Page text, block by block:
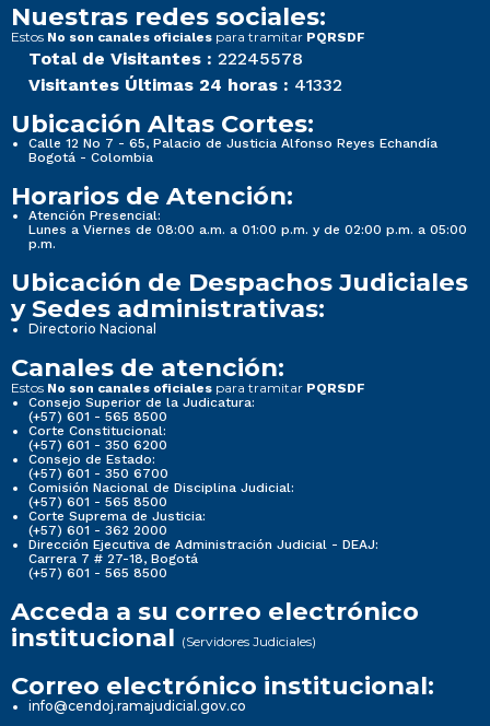
Nuestras redes sociales:
Estos No son canales oficiales para tramitar PQRSDF
Total de Visitantes : 22245578
Visitantes Últimas 24 horas : 41332
Ubicación Altas Cortes:
Calle 12 No 7 - 65, Palacio de Justicia Alfonso Reyes Echandía
Bogotá - Colombia
Horarios de Atención:
Atención Presencial:
Lunes a Viernes de 08:00 a.m. a 01:00 p.m. y de 02:00 p.m. a 05:00
p.m.
Ubicación de Despachos Judiciales
y Sedes administrativas:
Directorio Nacional
Canales de atención:
Estos No son canales oficiales para tramitar PQRSDF
Consejo Superior de la Judicatura:
(+57) 601 - 565 8500
Corte Constitucional:
(+57) 601 - 350 6200
Consejo de Estado:
(+57) 601 - 350 6700
Comisión Nacional de Disciplina Judicial:
(+57) 601 - 565 8500
Corte Suprema de Justicia:
(+57) 601 - 362 2000
Dirección Ejecutiva de Administración Judicial - DEAJ:
Carrera 7 # 27-18, Bogotá
(+57) 601 - 565 8500
Acceda a su correo electrónico
institucional (Servidores Judiciales)
Correo electrónico institucional:
info@cendoj.ramajudicial.gov.co